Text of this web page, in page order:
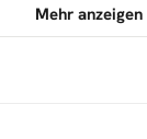
Mehr anzeigen